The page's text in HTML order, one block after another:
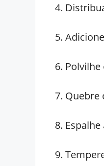
4.
5.
6.
7. Quebre
8.
9.